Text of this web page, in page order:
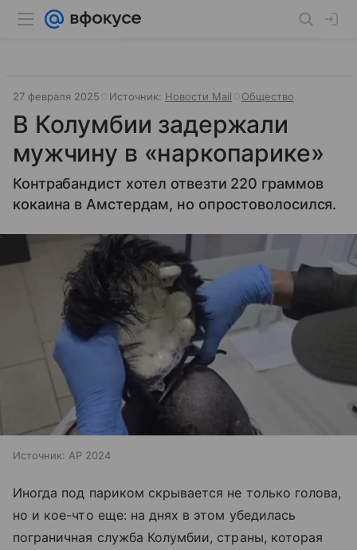
27 февраля 2025 Источник: Новости Mail Общество
В Колумбии задержали
мужчину в «наркопарике»
Контрабандист хотел отвезти 220 граммов
кокаина в Амстердам, но опростоволосился.
Источник: AP 2024
Иногда под париком скрывается не только голова,
но и кое-что еще: на днях в этом убедилась
пограничная служба Колумбии, страны, которая